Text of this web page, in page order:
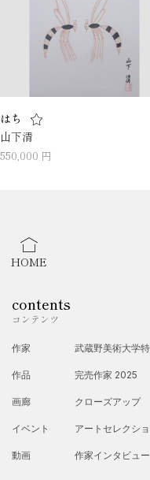
はち
山下清
550,000 円
HOME
contents
コンテンツ
作家
作品
画廊
イベント
動画
武蔵野美術大学
完売作家 2025
クローズアップ
アートセレクシ
作家インタビュー